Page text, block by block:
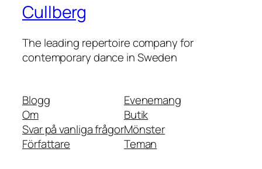
Cullberg
The leading repertoire company for
contemporary dance in Sweden
Blogg
Om
Svar på vanliga frågor
Författare
Evenemang
Butik
Mönster
Teman